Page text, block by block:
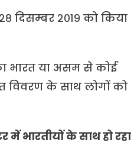
२०१९ को किया
भारत या असम से कोई
विवरण के साथ लोगों को
भारतीयों के साथ हो रहा